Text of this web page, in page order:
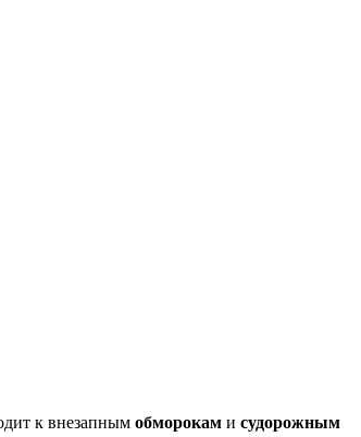
к внезапным обморокам и судорожным